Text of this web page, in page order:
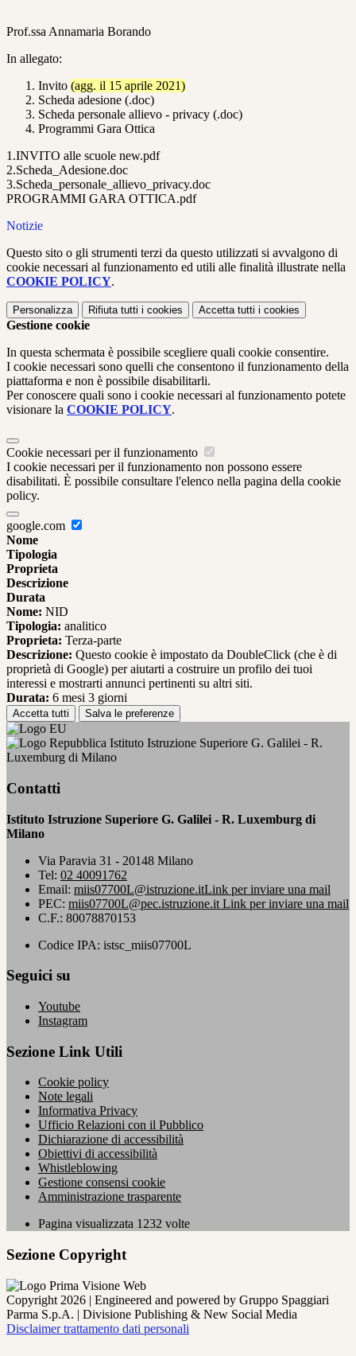
Prof.ssa Annamaria Borando
In allegato:
Invito (agg. il 15 aprile 2021)
Scheda adesione (.doc)
Scheda personale allievo - privacy (.doc)
Programmi Gara Ottica
1.INVITO alle scuole new.pdf
2.Scheda_Adesione.doc
3.Scheda_personale_allievo_privacy.doc
PROGRAMMI GARA OTTICA.pdf
Notizie
Questo sito o gli strumenti terzi da questo utilizzati si avvalgono di
cookie necessari al funzionamento ed utili alle finalità illustrate nella
COOKIE POLICY.
Personalizza Rifiuta tutti i cookies Accetta tutti i cookies
Gestione cookie
In questa schermata è possibile scegliere quali cookie consentire.
I cookie necessari sono quelli che consentono il funzionamento della
piattaforma e non è possibile disabilitarli.
Per conoscere quali sono i cookie necessari al funzionamento potete
visionare la COOKIE POLICY.
Cookie necessari per il funzionamento
I cookie necessari per il funzionamento non possono essere
disabilitati. È possibile consultare l'elenco nella pagina della cookie
policy.
google.com
Nome
Tipologia
Proprieta
Descrizione
Durata
Nome: NID
Tipologia: analitico
Proprieta: Terza-parte
Descrizione: Questo cookie è impostato da DoubleClick (che è di
proprietà di Google) per aiutarti a costruire un profilo dei tuoi
interessi e mostrarti annunci pertinenti su altri siti.
Durata: 6 mesi 3 giorni
Accetta tutti Salva le preferenze
Istituto Istruzione Superiore G. Galilei - R.
Luxemburg di Milano
Contatti
Istituto Istruzione Superiore G. Galilei - R. Luxemburg di
Milano
Via Paravia 31 - 20148 Milano
Tel: 02 40091762
Email: miis07700L@istruzione.itLink per inviare una mail
PEC: miis07700L@pec.istruzione.it Link per inviare una mail
C.F.: 80078870153
Codice IPA: istsc_miis07700L
Seguici su
Youtube
Instagram
Sezione Link Utili
Cookie policy
Note legali
Informativa Privacy
Ufficio Relazioni con il Pubblico
Dichiarazione di accessibilità
Obiettivi di accessibilità
Whistleblowing
Gestione consensi cookie
Amministrazione trasparente
Pagina visualizzata 1232 volte
Sezione Copyright
Copyright 2026 | Engineered and powered by Gruppo Spaggiari
Parma S.p.A. | Divisione Publishing & New Social Media
Disclaimer trattamento dati personali